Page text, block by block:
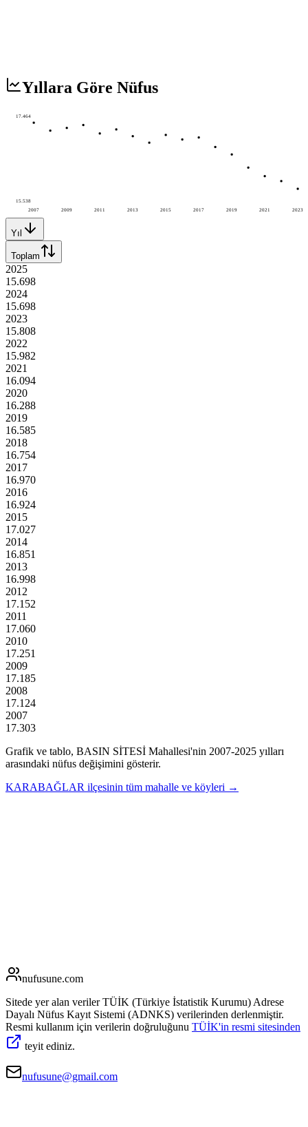
Yıllara Göre Nüfus
2007 2009 2011 2013 2015 2017 2019 2021 2023
17.464
15.538
Yıl
Toplam
2025
15.698
2024
15.698
2023
15.808
2022
15.982
2021
16.094
2020
16.288
2019
16.585
2018
16.754
2017
16.970
2016
16.924
2015
17.027
2014
16.851
2013
16.998
2012
17.152
2011
17.060
2010
17.251
2009
17.185
2008
17.124
2007
17.303
Grafik ve tablo, BASIN SİTESİ Mahallesi'nin 2007-2025 yılları
arasındaki nüfus değişimini gösterir.
KARABAĞLAR ilçesinin tüm mahalle ve köyleri →
nufusune.com
Sitede yer alan veriler TÜİK (Türkiye İstatistik Kurumu) Adrese
Dayalı Nüfus Kayıt Sistemi (ADNKS) verilerinden derlenmiştir.
Resmi kullanım için verilerin doğruluğunu TÜİK'in resmi sitesinden
teyit ediniz.
nufusune@gmail.com